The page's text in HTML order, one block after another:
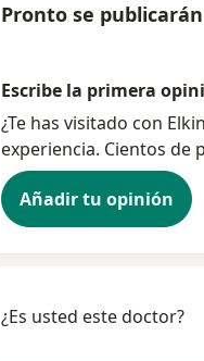
Pronto se
Escribe la primera
¿Te has visitado con
experiencia. Cientos de
Añadir tu opinión
¿Es usted este doctor?